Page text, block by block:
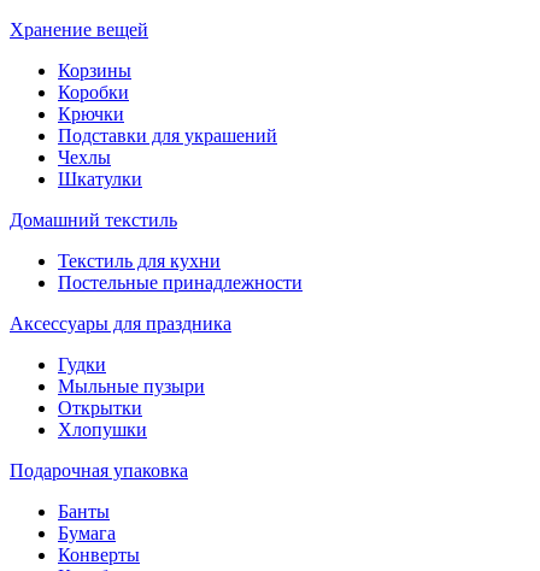
Хранение вещей
Корзины
Коробки
Крючки
Подставки для украшений
Чехлы
Шкатулки
Домашний текстиль
Текстиль для кухни
Постельные принадлежности
Аксессуары для праздника
Гудки
Мыльные пузыри
Открытки
Хлопушки
Подарочная упаковка
Банты
Бумага
Конверты